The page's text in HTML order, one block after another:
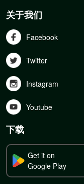
关于我们
Facebook
Twitter
Instagram
Youtube
下载
Get it on
Google Play